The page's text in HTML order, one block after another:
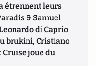
étrennent leurs
& Samuel
di Caprio
brukini, Cristiano
joue du